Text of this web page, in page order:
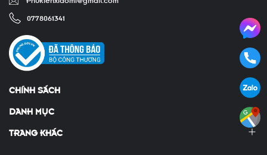
0778061341
CHÍNH SÁCH
DANH MỤC
TRANG KHÁC